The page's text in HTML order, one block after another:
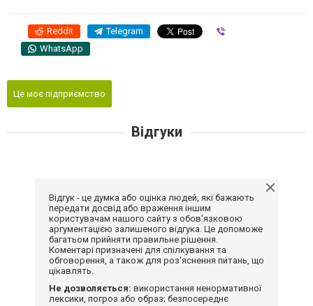
Reddit Telegram
WhatsApp
Це моє підприємство
Відгуки
Відгук - це думка або оцінка людей, які бажають
передати досвід або враження іншим
користувачам нашого сайту з обов'язковою
аргументацією залишеного відгука. Це допоможе
багатьом прийняти правильне рішення.
Коментарі призначені для спілкування та
обговорення, а також для роз'яснення питань, що
цікавлять.
Не дозволяється: використання ненормативної
лексики, погроз або образ; безпосереднє